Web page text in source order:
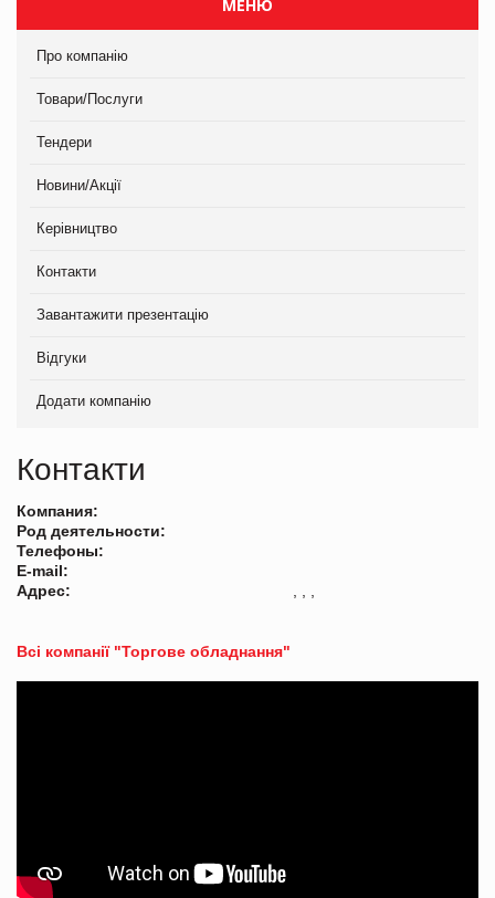
МЕНЮ
Про компанію
Товари/Послуги
Тендери
Новини/Акції
Керівництво
Контакти
Завантажити презентацію
Відгуки
Додати компанію
Контакти
Компания:
Род деятельности:
Телефоны:
E-mail:
Адрес:
Всі компанії "Торгове обладнання"